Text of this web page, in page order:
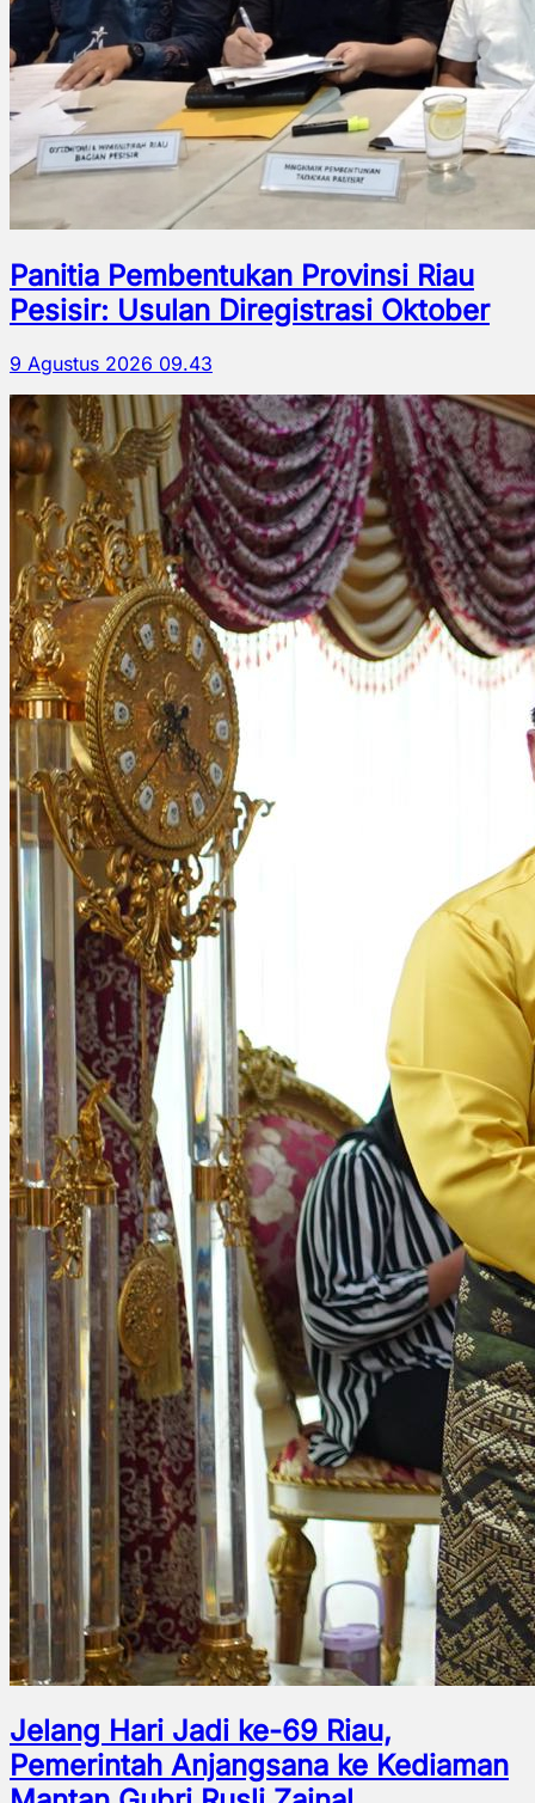
Panitia Pembentukan Provinsi Riau
Pesisir: Usulan Diregistrasi Oktober
9 Agustus 2026 09.43
Jelang Hari Jadi ke-69 Riau,
Pemerintah Anjangsana ke Kediaman